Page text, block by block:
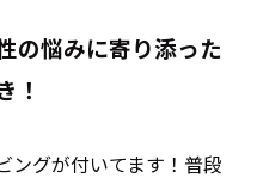
の悩みに寄り添った
！
ングが付いてます！普段